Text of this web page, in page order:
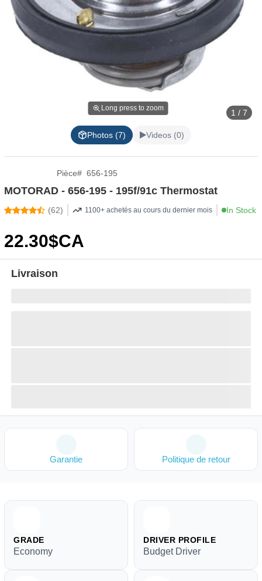
Long press to zoom 1 / 7
Photos (7) Videos (0)
Pièce# 656-195
MOTORAD - 656-195 - 195f/91c Thermostat
(62) 1100+ achetés au cours du dernier mois In Stock
22.30$CA
Livraison
Garantie Politique de retour
GRADE
Economy
DRIVER PROFILE
Budget Driver